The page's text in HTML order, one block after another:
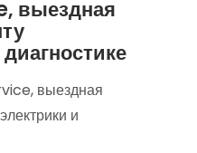
выездная
выездная
и